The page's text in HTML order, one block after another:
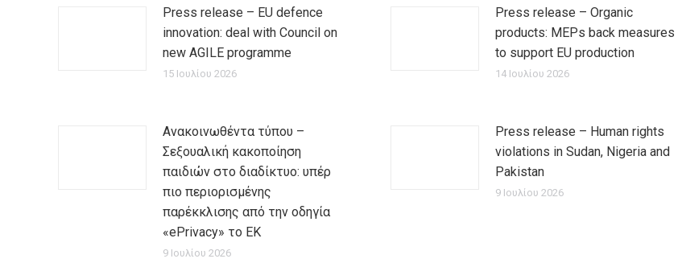
Press release – EU defence
innovation: deal with Council on
new AGILE programme
15 Ιουλίου 2026
Press release – Organic
products: MEPs back measures
to support EU production
14 Ιουλίου 2026
Ανακοινωθέντα τύπου –
Σεξουαλική κακοποίηση
παιδιών στο διαδίκτυο: υπέρ
πιο περιορισμένης
παρέκκλισης από την οδηγία
«ePrivacy» το ΕΚ
9 Ιουλίου 2026
Press release – Human rights
violations in Sudan, Nigeria and
Pakistan
9 Ιουλίου 2026